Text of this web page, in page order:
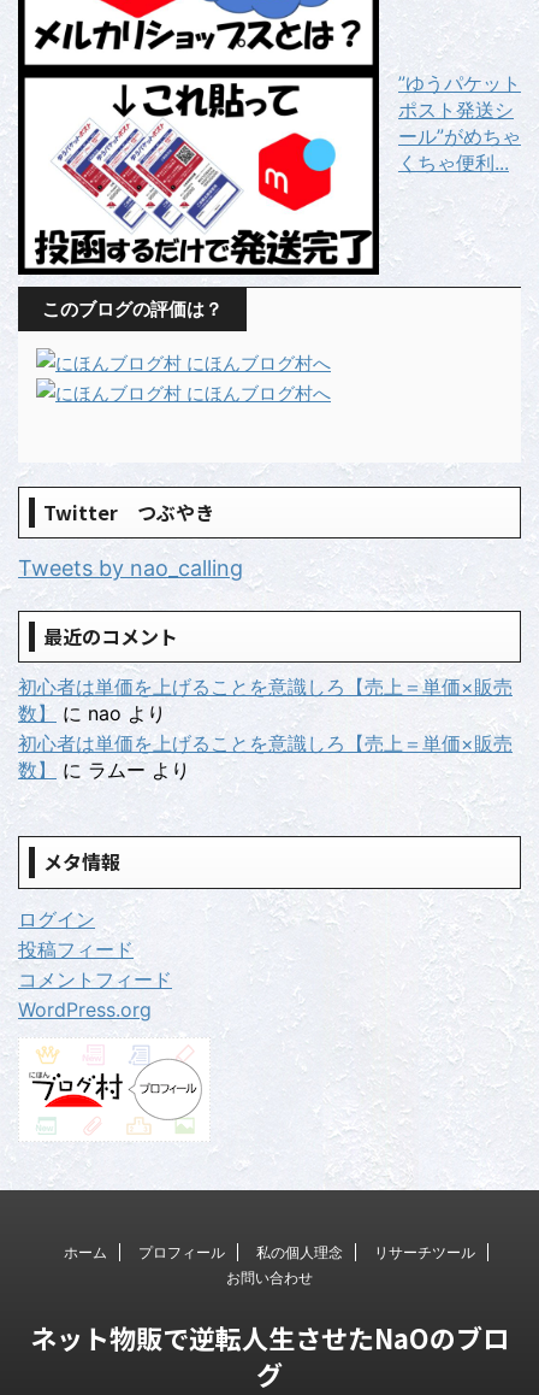
”ゆうパケット
ポスト発送シ
ール”がめちゃ
くちゃ便利...
このブログの評価は？
Twitter つぶやき
Tweets by nao_calling
最近のコメント
初心者は単価を上げることを意識しろ【売上＝単価×販売
数】 に nao より
初心者は単価を上げることを意識しろ【売上＝単価×販売
数】
に ラムー より
メタ情報
ログイン
投稿フィード
コメントフィード
WordPress.org
ホーム プロフィール 私の個人理念
リサーチツール
お問い合わせ
ネット物販で逆転人生させたNaOのブロ
グ